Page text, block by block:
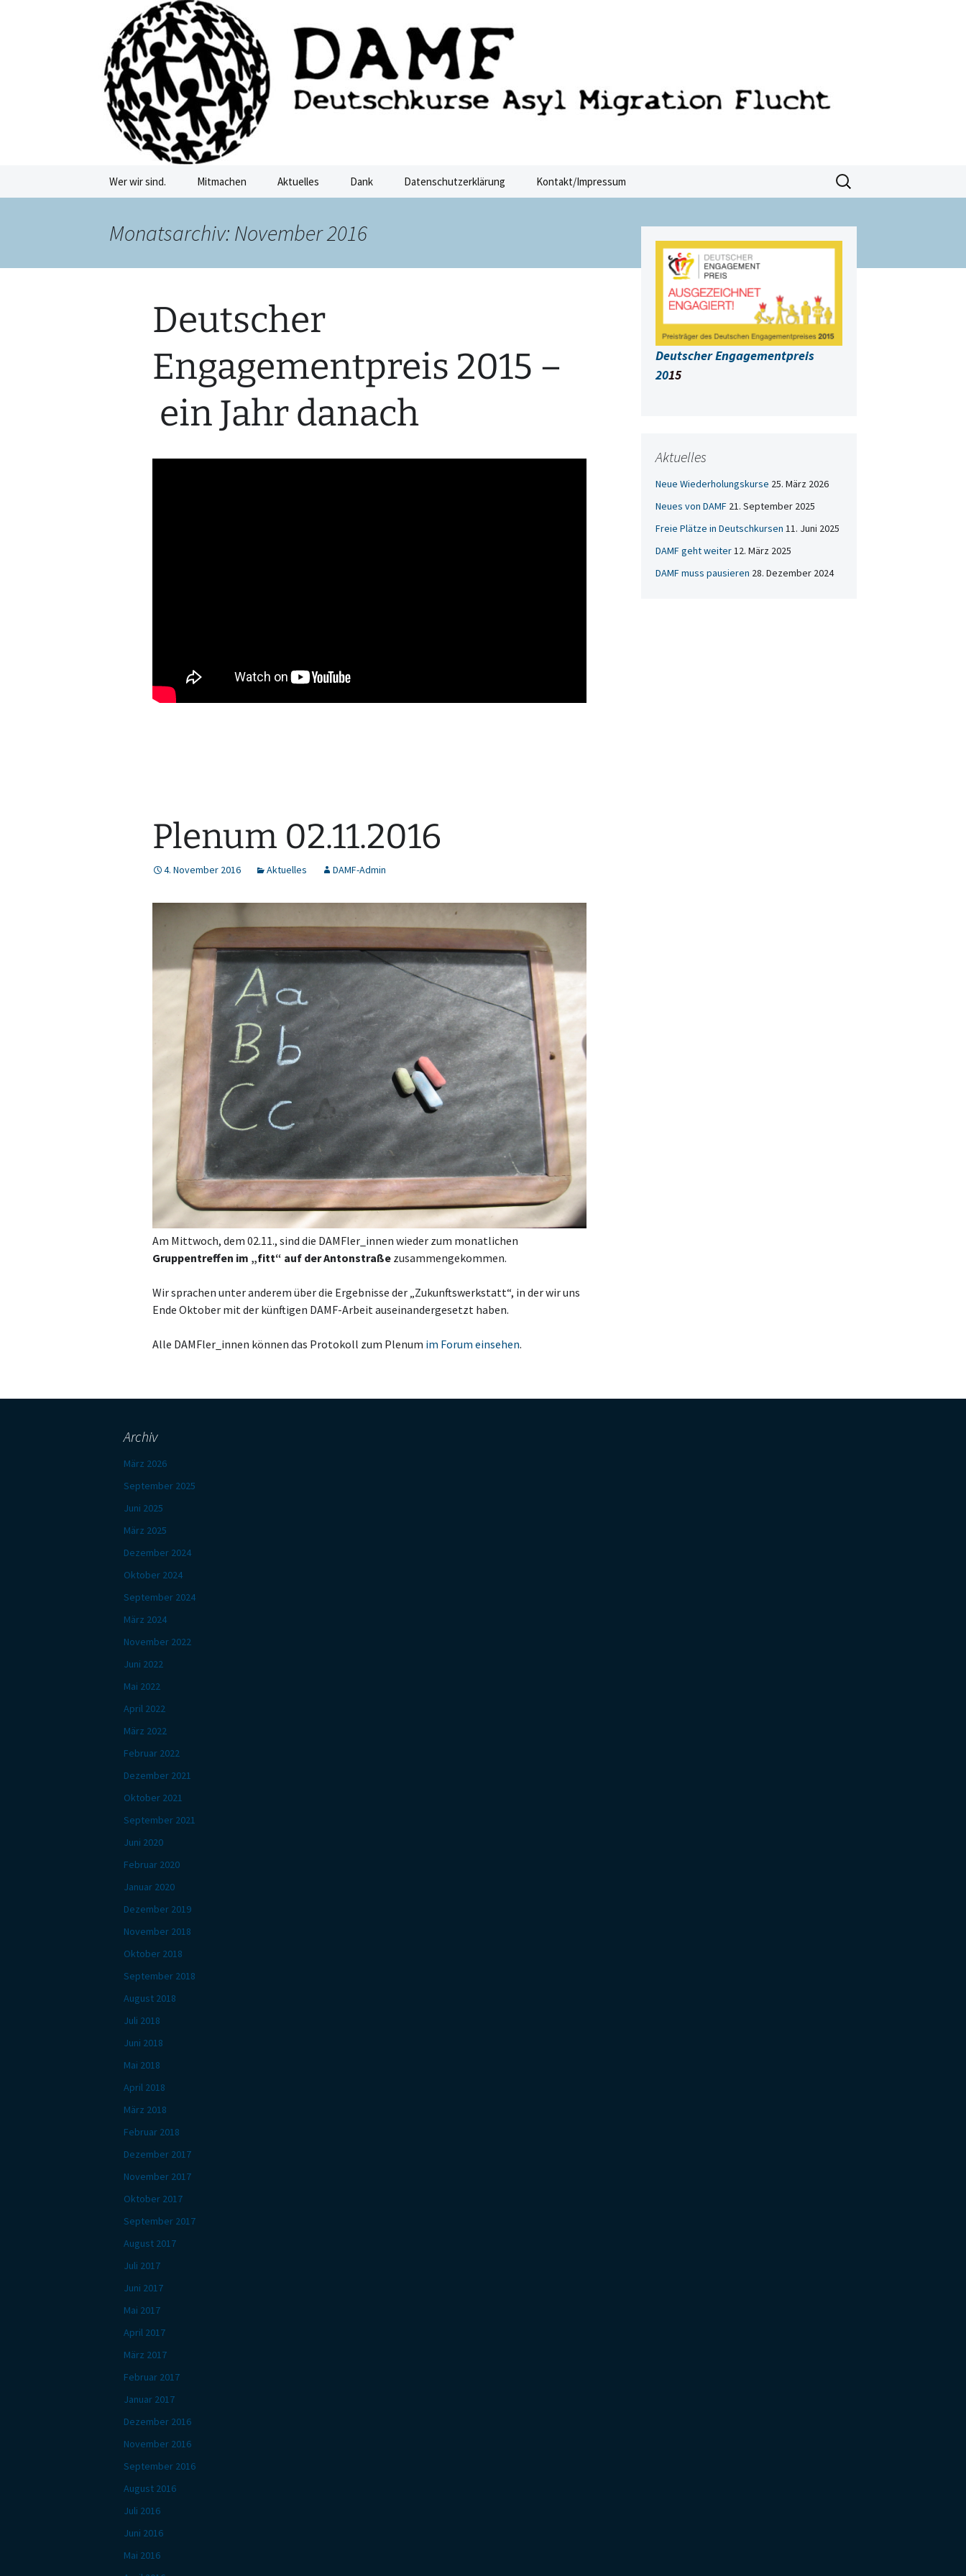
Damf Dresden
Deutschkurse Asyl Migration Flucht Dresden
Wer wir sind. Mitmachen Aktuelles Dank Datenschutzerklärung Kontakt/Impressum
Suchen
nach:
Monatsarchiv: November 2016
Deutscher
Engagementpreis 2015 –
ein Jahr danach
Plenum 02.11.2016
4. November 2016 Aktuelles DAMF-Admin
Am Mittwoch, dem 02.11., sind die DAMFler_innen wieder zum monatlichen
Gruppentreffen im „fitt“ auf der Antonstraße zusammengekommen.
Wir sprachen unter anderem über die Ergebnisse der „Zukunftswerkstatt“, in der wir uns
Ende Oktober mit der künftigen DAMF-Arbeit auseinandergesetzt haben.
Alle DAMFler_innen können das Protokoll zum Plenum im Forum einsehen.
Deutscher Engagementpreis
2015
Aktuelles
Neue Wiederholungskurse 25. März 2026
Neues von DAMF 21. September 2025
Freie Plätze in Deutschkursen 11. Juni 2025
DAMF geht weiter 12. März 2025
DAMF muss pausieren 28. Dezember 2024
Archiv
März 2026
September 2025
Juni 2025
März 2025
Dezember 2024
Oktober 2024
September 2024
März 2024
November 2022
Juni 2022
Mai 2022
April 2022
März 2022
Februar 2022
Dezember 2021
Oktober 2021
September 2021
Juni 2020
Februar 2020
Januar 2020
Dezember 2019
November 2018
Oktober 2018
September 2018
August 2018
Juli 2018
Juni 2018
Mai 2018
April 2018
März 2018
Februar 2018
Dezember 2017
November 2017
Oktober 2017
September 2017
August 2017
Juli 2017
Juni 2017
Mai 2017
April 2017
März 2017
Februar 2017
Januar 2017
Dezember 2016
November 2016
September 2016
August 2016
Juli 2016
Juni 2016
Mai 2016